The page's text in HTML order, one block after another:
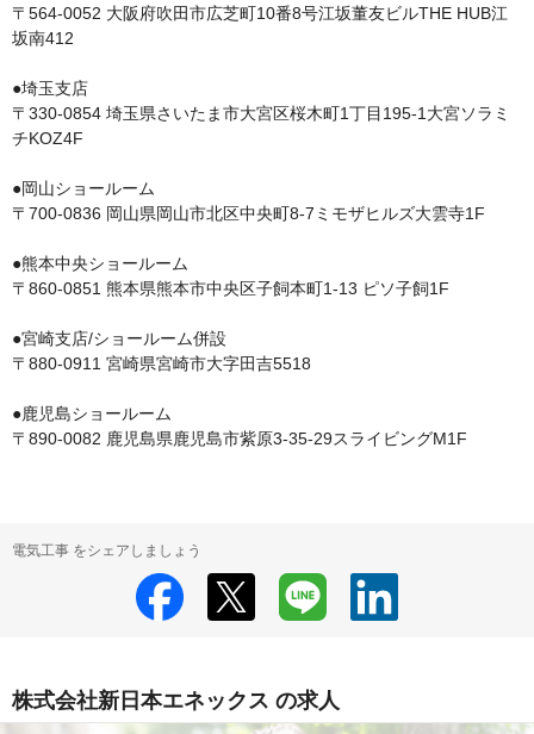
〒564-0052 大阪府吹田市広芝町10番8号江坂董友ビルTHE HUB江
坂南412
●埼玉支店
〒330-0854 埼玉県さいたま市大宮区桜木町1丁目195-1大宮ソラミ
チKOZ4F
●岡山ショールーム
〒700-0836 岡山県岡山市北区中央町8-7ミモザヒルズ大雲寺1F
●熊本中央ショールーム
〒860-0851 熊本県熊本市中央区子飼本町1-13 ピソ子飼1F
●宮崎支店/ショールーム併設
〒880-0911 宮崎県宮崎市大字田吉5518
●鹿児島ショールーム
電気工事 をシェアしましょう
株式会社新日本エネックス の求人